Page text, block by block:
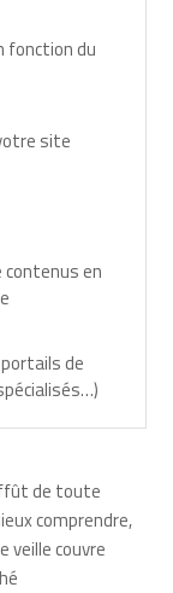
fonction du
site
en
de
de toute
comprendre,
veille couvre